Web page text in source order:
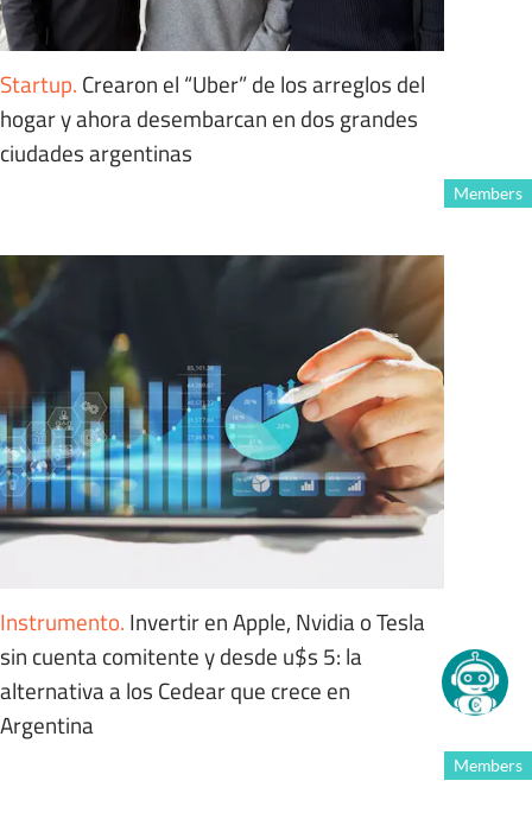
Startup. Crearon el “Uber” de los arreglos del
hogar y ahora desembarcan en dos grandes
ciudades argentinas
Members
Instrumento. Invertir en Apple, Nvidia o Tesla
sin cuenta comitente y desde u$s 5: la
alternativa a los Cedear que crece en
Argentina
Members